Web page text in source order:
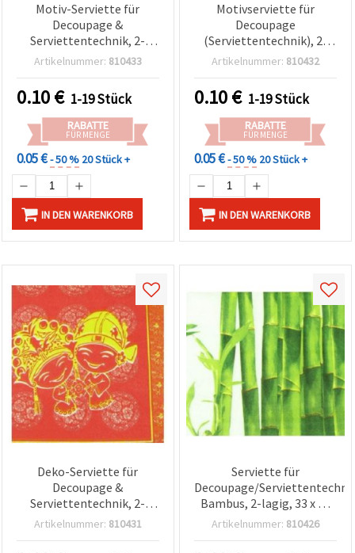
Motiv-Serviette für
Decoupage &
Serviettentechnik, 2-
lagig, 33 x 33 cm, 1 Stück
Artikelnummer: 810433
0.10€ 1-19 Stück
RABATTE
FÜR MENGE
0.05 €- 50 % 20 Stück +
IN DEN WARENKORB
Motivserviette für
Decoupage
(Serviettentechnik), 2-
lagig, 33x33 cm, 1 Stück
Artikelnummer: 810432
0.10€ 1-19 Stück
RABATTE
FÜR MENGE
0.05 €- 50 % 20 Stück +
IN DEN WARENKORB
Deko-Serviette für
Decoupage &
Serviettentechnik, 2-
lagig, 33 x 33 cm, 1 Stück
Artikelnummer: 810431
Serviette für
Decoupage/
Bambus, 2-lagig, 33 x 33
cm, 1 Stück
Artikelnummer: 810426